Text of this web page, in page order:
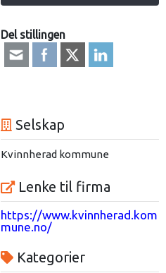
Del stillingen
Selskap
Kvinnherad kommune
Lenke til firma
https://www.kvinnherad.kom
mune.no/
Kategorier